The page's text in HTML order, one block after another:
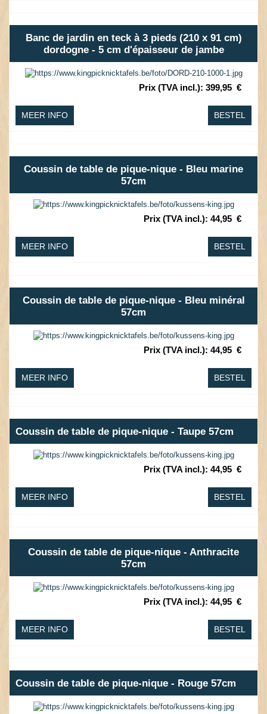
Banc de jardin en teck à 3 pieds (210 x 91 cm)
dordogne - 5 cm d'épaisseur de jambe
Prix (TVA incl.): 399,95 €
MEER INFO BESTEL
Coussin de table de pique-nique - Bleu marine
57cm
Prix (TVA incl.): 44,95 €
MEER INFO BESTEL
Coussin de table de pique-nique - Bleu minéral
57cm
Prix (TVA incl.): 44,95 €
MEER INFO BESTEL
Coussin de table de pique-nique - Taupe 57cm
Prix (TVA incl.): 44,95 €
MEER INFO BESTEL
Coussin de table de pique-nique - Anthracite
57cm
Prix (TVA incl.): 44,95 €
MEER INFO BESTEL
Coussin de table de pique-nique - Rouge 57cm